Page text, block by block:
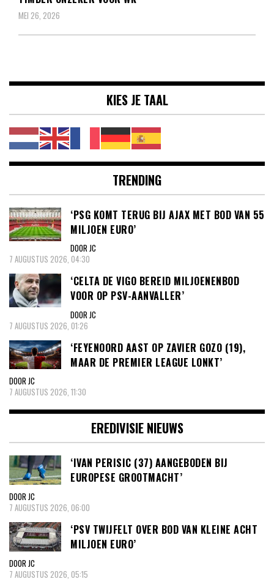
MEI 26, 2026
KIES JE TAAL
TRENDING
‘PSG KOMT TERUG BIJ AJAX MET BOD VAN 55
MILJOEN EURO’
DOOR JC
7 AUGUSTUS 2026, 04:30
‘CELTA DE VIGO BEREID MILJOENENBOD
VOOR OP PSV-AANVALLER’
DOOR JC
7 AUGUSTUS 2026, 01:26
‘FEYENOORD AAST OP ZAVIER GOZO (19),
MAAR DE PREMIER LEAGUE LONKT’
DOOR JC
7 AUGUSTUS 2026, 11:30
EREDIVISIE NIEUWS
‘IVAN PERISIC (37) AANGEBODEN BIJ
EUROPESE GROOTMACHT’
DOOR JC
7 AUGUSTUS 2026, 06:00
‘PSV TWIJFELT OVER BOD VAN KLEINE ACHT
MILJOEN EURO’
DOOR JC
7 AUGUSTUS 2026, 05:15